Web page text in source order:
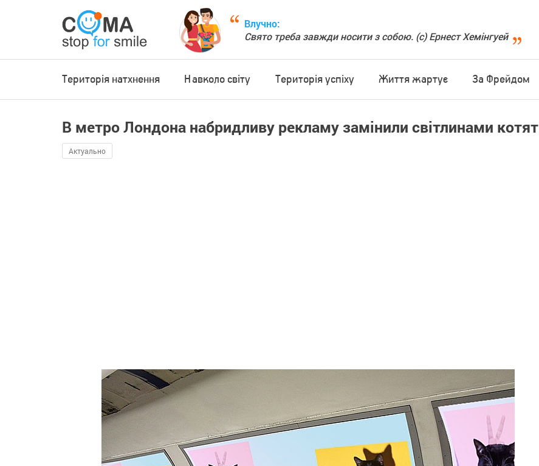
Влучно:
Свято треба завжди носити з собою. (с) Ернест Хемінгуей
Територія натхнення Навколо світу Територія успіху Життя жартує За Фрейдом
В метро Лондона набридливу рекламу замінили світлинами котят
Актуально